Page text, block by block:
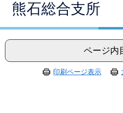
熊石総合支所
ページ内
印刷ページ表示